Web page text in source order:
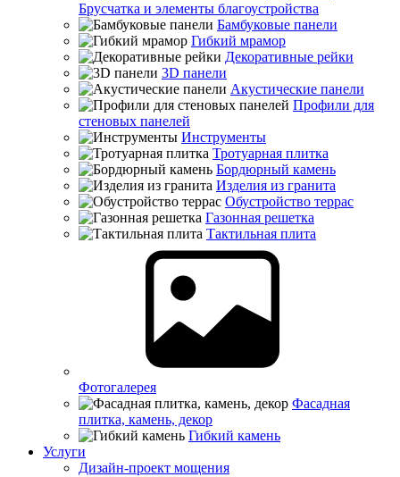
Брусчатка и элементы благоустройства
Бамбуковые панели
Гибкий мрамор
Декоративные рейки
3D панели
Акустические панели
Профили для
стеновых панелей
Инструменты
Тротуарная плитка
Бордюрный камень
Изделия из гранита
Обустройство террас
Газонная решетка
Тактильная плита
Фотогалерея
Фасадная
плитка, камень, декор
Гибкий камень
Услуги
Дизайн-проект мощения